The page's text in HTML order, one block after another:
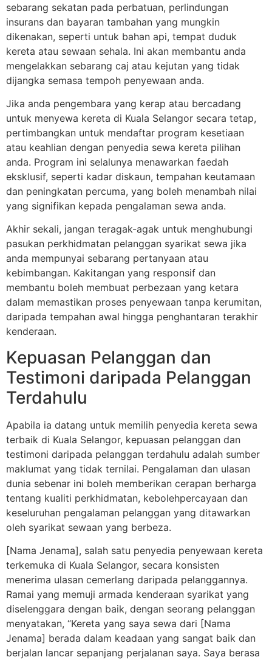
sebarang sekatan pada perbatuan, perlindungan
insurans dan bayaran tambahan yang mungkin
dikenakan, seperti untuk bahan api, tempat duduk
kereta atau sewaan sehala. Ini akan membantu anda
mengelakkan sebarang caj atau kejutan yang tidak
dijangka semasa tempoh penyewaan anda.
Jika anda pengembara yang kerap atau bercadang
untuk menyewa kereta di Kuala Selangor secara tetap,
pertimbangkan untuk mendaftar program kesetiaan
atau keahlian dengan penyedia sewa kereta pilihan
anda. Program ini selalunya menawarkan faedah
eksklusif, seperti kadar diskaun, tempahan keutamaan
dan peningkatan percuma, yang boleh menambah nilai
yang signifikan kepada pengalaman sewa anda.
Akhir sekali, jangan teragak-agak untuk menghubungi
pasukan perkhidmatan pelanggan syarikat sewa jika
anda mempunyai sebarang pertanyaan atau
kebimbangan. Kakitangan yang responsif dan
membantu boleh membuat perbezaan yang ketara
dalam memastikan proses penyewaan tanpa kerumitan,
daripada tempahan awal hingga penghantaran terakhir
kenderaan.
Kepuasan Pelanggan dan
Testimoni daripada Pelanggan
Terdahulu
Apabila ia datang untuk memilih penyedia kereta sewa
terbaik di Kuala Selangor, kepuasan pelanggan dan
testimoni daripada pelanggan terdahulu adalah sumber
maklumat yang tidak ternilai. Pengalaman dan ulasan
dunia sebenar ini boleh memberikan cerapan berharga
tentang kualiti perkhidmatan, kebolehpercayaan dan
keseluruhan pengalaman pelanggan yang ditawarkan
oleh syarikat sewaan yang berbeza.
[Nama Jenama], salah satu penyedia penyewaan kereta
terkemuka di Kuala Selangor, secara konsisten
menerima ulasan cemerlang daripada pelanggannya.
Ramai yang memuji armada kenderaan syarikat yang
diselenggara dengan baik, dengan seorang pelanggan
menyatakan, “Kereta yang saya sewa dari [Nama
Jenama] berada dalam keadaan yang sangat baik dan
berjalan lancar sepanjang perjalanan saya. Saya berasa